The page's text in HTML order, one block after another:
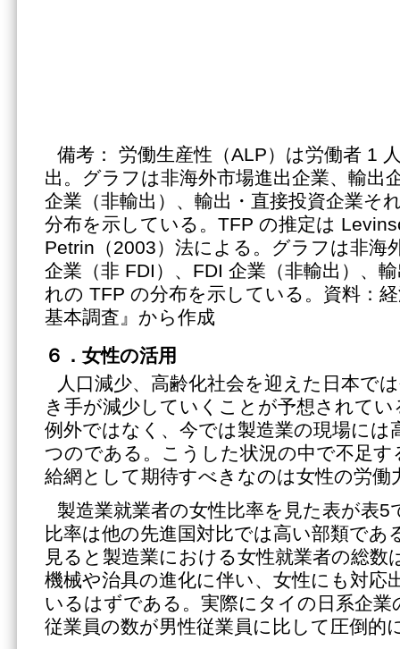
備考： 労働生産性（ALP）は労働者 1
出。グラフは非海外市場進出企業、輸出
企業（非輸出）、輸出・直接投資企業そ
分布を示している。TFP の推定は
Petrin（2003）法による。グラフは非海
企業（非 FDI）、FDI 企業（非輸出）、
れの TFP の分布を示している。資料：
基本調査』から作成
６．女性の活用
人口減少、高齢化社会を迎えた日本で
き手が減少していくことが予想されて
例外ではなく、今では製造業の現場には
つのである。こうした状況の中で不足す
給網として期待すべきなのは女性の労働
製造業就業者の女性比率を見た表が表5
比率は他の先進国対比では高い部類であ
見ると製造業における女性就業者の総数
機械や治具の進化に伴い、女性にも対応
いるはずである。実際にタイの日系企業
従業員の数が男性従業員に比して圧倒的